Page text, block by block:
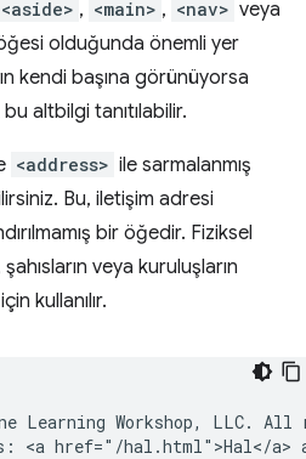
<aside> , <main> , <nav> veya
olduğunda önemli yer
kendi başına görünüyorsa
altbilgi tanıtılabilir.
<address> ile sarmalanmış
Bu, iletişim adresi
bir öğedir. Fiziksel
veya kuruluşların
kullanılır.
Learning Workshop, LLC. All
<a href="/hal.html">Hal</a>